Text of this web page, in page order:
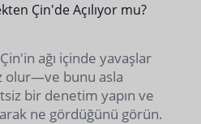
Çin'de Açılıyor mu?
ağı içinde yavaşlar
olur—ve bunu asla
bir denetim yapın ve
ne gördüğünü görün.